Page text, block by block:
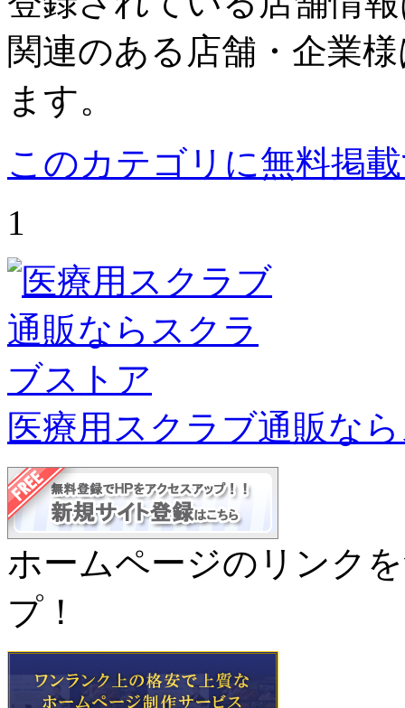
関連のある店舗・企業
ます。
このカテゴリに無料掲
1
医療用スクラブ通販な
ホームページのリンク
プ！